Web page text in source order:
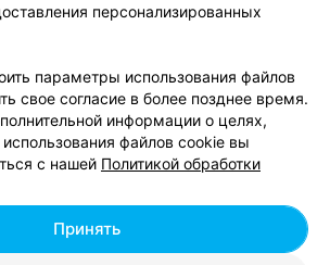
леса в Минске
Добавить компанию
Добавить специалиста
персонализированных
параметры использования файлов
свое согласие в более позднее время.
информации о целях,
файлов cookie вы
с нашей Политикой обработки
Принять